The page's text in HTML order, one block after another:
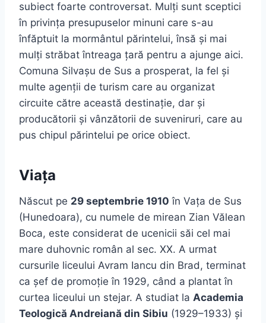
subiect foarte controversat. Mulți sunt sceptici
în privința presupuselor minuni care s-au
înfăptuit la mormântul părintelui, însă și mai
mulți străbat întreaga țară pentru a ajunge aici.
Comuna Silvașu de Sus a prosperat, la fel și
multe agenții de turism care au organizat
circuite către această destinație, dar și
producătorii și vânzătorii de suveniruri, care au
pus chipul părintelui pe orice obiect.
Viața
Născut pe 29 septembrie 1910 în Vața de Sus
(Hunedoara), cu numele de mirean Zian Vălean
Boca, este considerat de ucenicii săi cel mai
mare duhovnic român al sec. XX. A urmat
cursurile liceului Avram Iancu din Brad, terminat
ca șef de promoție în 1929, când a plantat în
curtea liceului un stejar. A studiat la Academia
Teologică Andreiană din Sibiu (1929–1933) și